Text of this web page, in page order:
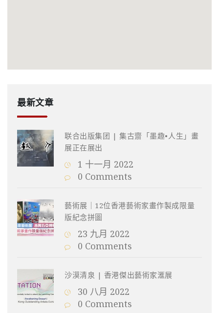
最新文章
联合出版集团 | 集古齋「墨趣•人生」畫
展正在展出
1 十一月 2022
0 Comments
藝術展｜12位香港藝術家畫作製成限量
版紀念拼圖
23 九月 2022
0 Comments
沙漠清泉 | 香港傑出藝術家滙展
30 八月 2022
0 Comments